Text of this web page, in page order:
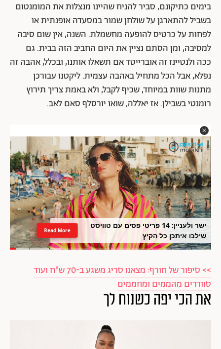
בימים כתיקונם, סביר להניח שהיינו מנצלות את המומנטום
בשביל להתארגן על שולחן שמור במסעדה אופנתית או
לפחות על כרטיס להופעה מחשמלת. השנה, אין שום סיבה
למסיבה, ומן הסתם נציין את היום החביב הזה בבית. גם
ככה ולנטיינז זה אוברייטד אם תשאלו אותנו, ובכלל, אהבה זה
נפלא, אבל הכל מתחיל באהבה עצמית. ליקטנו עבורכן
מתנות שוות במיוחד, שכיף לקבל, ולא באמת צריך תירוץ
רומנטי בשבילן. אז יאללה, שואו יורסלף סאם לאב.
ישר ולעניין: 14 פריטי פסים עם טוויסט
שילכו איתכן כל הקיץ
Read More
>> סיפור של חורף: מצאנו סריג משגע ב-70 ש"ח ועוד
סוודרים מהממים ומחממים
את הכי יפה כשנוח לך